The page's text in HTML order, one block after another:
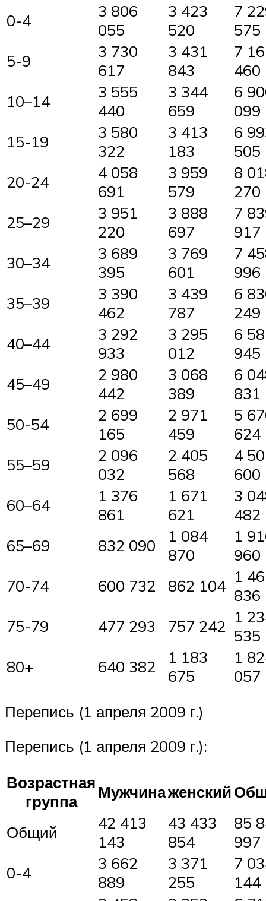
0-4
3 806
055
3 423
520
7
575
5-9
3 730
617
3 431
843
7
460
10–14
3 555
440
3 344
659
6
099
15-19
3 580
322
3 413
183
6
505
20-24
4 058
691
3 959
579
8
270
25–29
3 951
220
3 888
697
7
917
30–34
3 689
395
3 769
601
7
996
35–39
3 390
462
3 439
787
6
249
40–44
3 292
933
3 295
012
6
945
45–49
2 980
442
3 068
389
6
831
50-54
2 699
165
2 971
459
5
624
55–59
2 096
032
2 405
568
4
600
60–64
1 376
861
1 671
621
3
482
65–69
832 090
1 084
870
1
960
70-74
600 732 862 104 1
836
75-79
477 293 757 242 1
535
80+
640 382
1 183
675
1
057
Перепись (1 апреля 2009 г.)
Перепись (1 апреля 2009 г.):
Возрастная
группа
Мужчинаженский
Общий
42 413
143
43 433
854
85
997
0-4
3 662
889
3 371
255
7
144